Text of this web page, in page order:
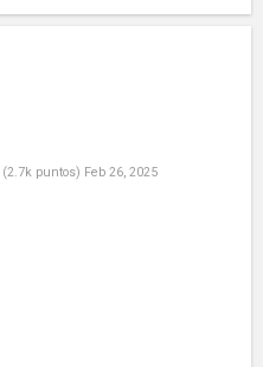
(2.7k puntos) Feb 26, 2025